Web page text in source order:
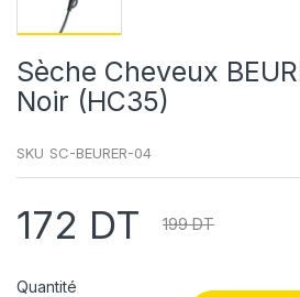
Sèche Cheveux
Noir (HC35)
SKU SC-BEURER-04
172 DT 199 DT
Quantité